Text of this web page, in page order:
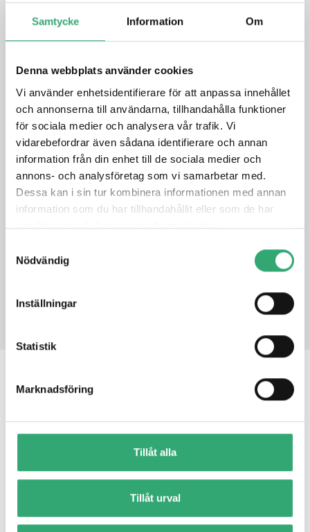
Samtycke Information Om
Denna webbplats använder cookies
Vi använder enhetsidentifierare för att anpassa innehållet
och annonserna till användarna, tillhandahålla funktioner
för sociala medier och analysera vår trafik. Vi
vidarebefordrar även sådana identifierare och annan
information från din enhet till de sociala medier och
annons- och analysföretag som vi samarbetar med.
Dessa kan i sin tur kombinera informationen med annan
information som du har tillhandahållit eller som de har
samlat in när du har använt deras tjänster.
Nödvändig
Inställningar
Statistik
Marknadsföring
Tillåt alla
Tillåt urval
SP processor
Intel® Communications Chipset C621
DDR4 2133/2400/2666 MHz DIMM (8 DIMM Per CPU) RDIMM
x 16, Up to 512 GB
IPMI Support by AAEON Module
Up to 64 Gigabit Ethernet Ports Via NIM
Internal 2.5” HDD x 2 or 3.5” HDD x 1 Option, M.2 x 1
Parallel LCM with Keypad x 1
RJ-45 Console x 1, USB 3.0 x 2, 1 GbE LAN x 2
550W ~ 600W Redundant Power
RELATED PRODUCTS
FWS-2280